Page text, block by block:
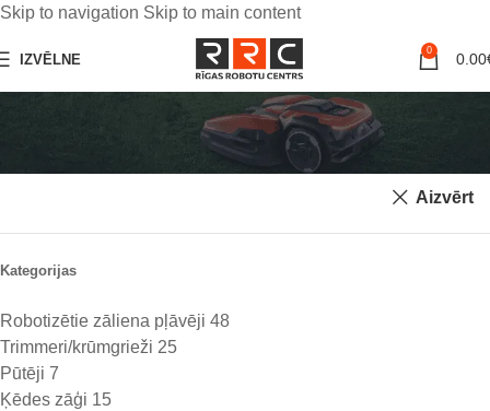
Skip to navigation Skip to main content
IZVĒLNE
0 0.00
Aizvērt
Kategorijas
Robotizētie zāliena pļāvēji 48
Trimmeri/krūmgrieži 25
Pūtēji 7
Ķēdes zāģi 15